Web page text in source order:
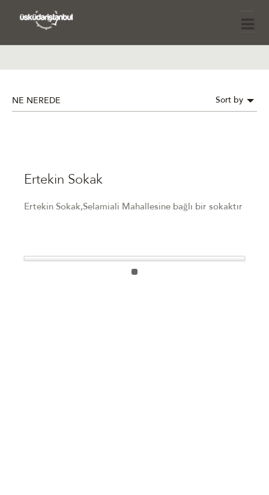
NE NEREDE Sort by
Ertekin Sokak
Ertekin Sokak,Selamiali Mahallesine bağlı bir sokaktır